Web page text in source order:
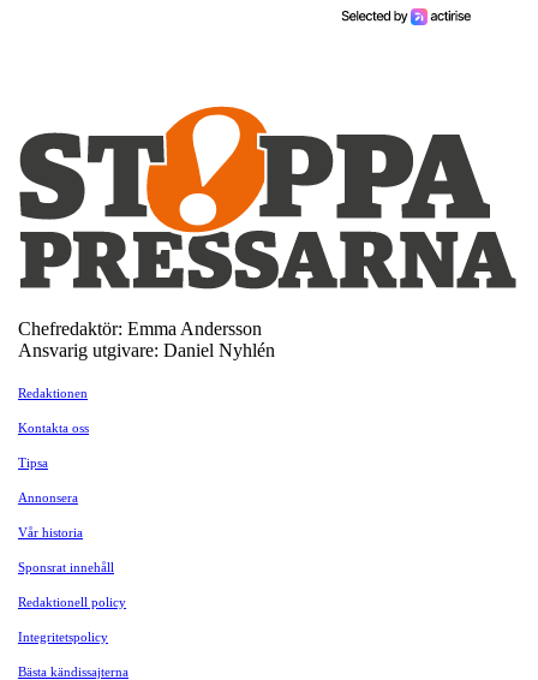
Chefredaktör: Emma Andersson
Ansvarig utgivare: Daniel Nyhlén
Redaktionen
Kontakta oss
Tipsa
Annonsera
Vår historia
Sponsrat innehåll
Redaktionell policy
Integritetspolicy
Bästa kändissajterna